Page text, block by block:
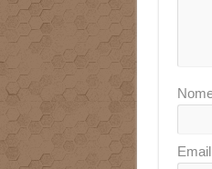
Email